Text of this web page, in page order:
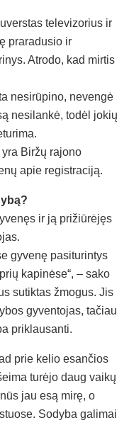
televizorius ir
praradusio ir
Atrodo, kad mirtis
nesirūpino, nevengė
nesilankė, todėl jokių
Biržų rajono
apie registraciją.
ir ją prižiūrėjęs
gyvenę pasiturintys
kapinėse“, – sako
sutiktas žmogus. Jis
gyventojas, tačiau
priklausanti.
prie kelio esančios
turėjo daug vaikų
jau esą mirę, o
Sodyba galimai